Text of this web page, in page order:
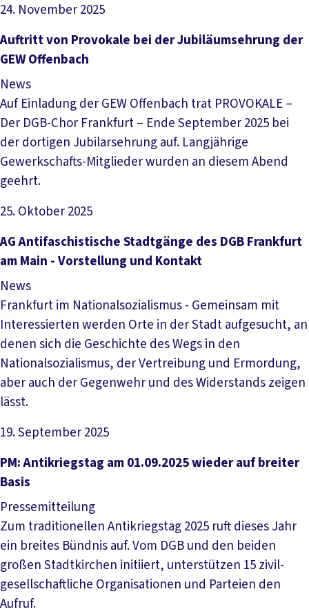
24. November 2025
Artikel lesen
Auftritt von Provokale bei der Jubiläumsehrung der
GEW Offenbach
News
Auf Einladung der GEW Offenbach trat PROVOKALE –
Der DGB-Chor Frankfurt – Ende September 2025 bei
der dortigen Jubilarsehrung auf. Langjährige
Gewerkschafts-Mitglieder wurden an diesem Abend
geehrt.
25. Oktober 2025
Artikel lesen
AG Antifaschistische Stadtgänge des DGB Frankfurt
am Main - Vorstellung und Kontakt
News
Frankfurt im Nationalsozialismus - Gemeinsam mit
Interessierten werden Orte in der Stadt aufgesucht, an
denen sich die Geschichte des Wegs in den
Nationalsozialismus, der Vertreibung und Ermordung,
aber auch der Gegenwehr und des Widerstands zeigen
lässt.
19. September 2025
Artikel lesen
PM: Antikriegstag am 01.09.2025 wieder auf breiter
Basis
Pressemitteilung
Zum traditionellen Antikriegstag 2025 ruft dieses Jahr
ein breites Bündnis auf. Vom DGB und den beiden
großen Stadtkirchen initiiert, unterstützen 15 zivil-
gesellschaftliche Organisationen und Parteien den
Aufruf.